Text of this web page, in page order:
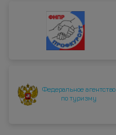
Федеральное агентство
по туризму